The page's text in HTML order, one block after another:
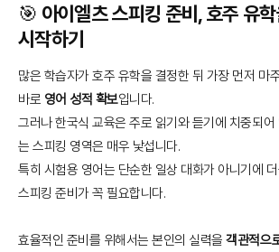
🎯 아이엘츠 스피킹 준비, 호주 유
시작하기
많은 학습자가 호주 유학을 결정한 뒤 가장 먼저 마
바로 영어 성적 확보입니다.
그러나 한국식 교육은 주로 읽기와 듣기에 치중되
는 스피킹 영역은 매우 낯섭니다.
특히 시험용 영어는 단순한 일상 대화가 아니기에
스피킹 준비가 꼭 필요합니다.
효율적인 준비를 위해서는 본인의 실력을객관적으